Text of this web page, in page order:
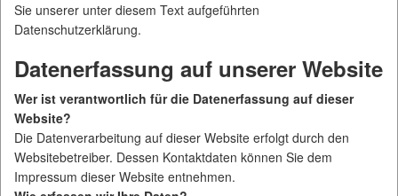
Sie unserer unter diesem Text aufgeführten
Datenschutzerklärung.
Datenerfassung auf unserer Website
Wer ist verantwortlich für die Datenerfassung auf dieser
Website?
Die Datenverarbeitung auf dieser Website erfolgt durch den
Websitebetreiber. Dessen Kontaktdaten können Sie dem
Impressum dieser Website entnehmen.